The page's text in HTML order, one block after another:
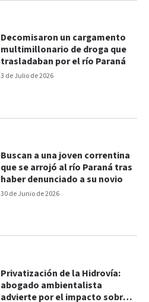
3 de Julio de 2026
Decomisaron un cargamento
multimillonario de droga que
trasladaban por el río Paraná
30 de Junio de 2026
Buscan a una joven correntina
que se arrojó al río Paraná tras
haber denunciado a su novio
Privatización de la Hidrovía:
abogado ambientalista
advierte por el impacto sobre